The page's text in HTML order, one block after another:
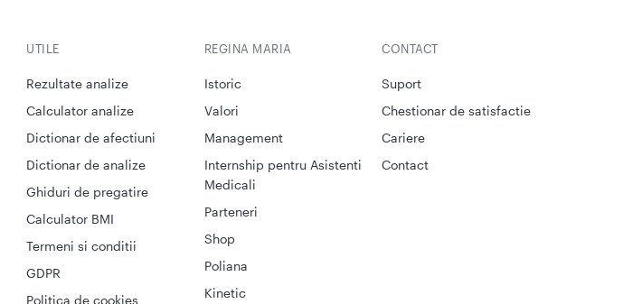
UTILE
Rezultate analize
Calculator analize
Dictionar de afectiuni
Dictionar de analize
Ghiduri de pregatire
Calculator BMI
Termeni si conditii
GDPR
Politica de cookies
CONTACT
Suport
Chestionar de satisfactie
Cariere
Contact
REGINA MARIA
Istoric
Valori
Management
Internship pentru Asistenti
Medicali
Parteneri
Shop
Poliana
Kinetic